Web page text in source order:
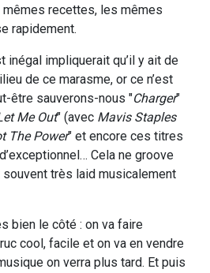
recettes, les mêmes
rapidement.
inégal impliquerait qu’il y ait de
de ce marasme, or ce n’est
être sauverons-nous "Charger"
Me Out" (avec Mavis Staples
The Power" et encore ces titres
Cela ne groove
souvent très laid musicalement
bien le côté : on va faire
cool, facile et on va en vendre
on verra plus tard. Et puis